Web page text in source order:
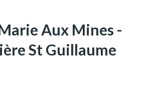
Aux Mines -
St Guillaume